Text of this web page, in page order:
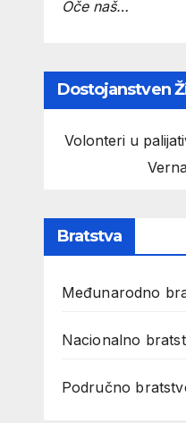
Oče naš…
Dostojanstven
Volonteri u
Bratstva
Međunarodno
Nacionalno
Područno